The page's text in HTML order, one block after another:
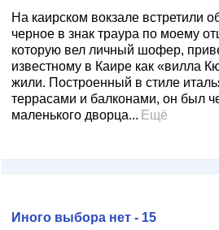
На каирском вокзале встретили
черное в знак траура по моему
которую вел личный шофер,
известному в Каире как «вилла
жили. Построенный в стиле
террасами и балконами, он был
маленького дворца... Ещё
Иного выбора нет - 15